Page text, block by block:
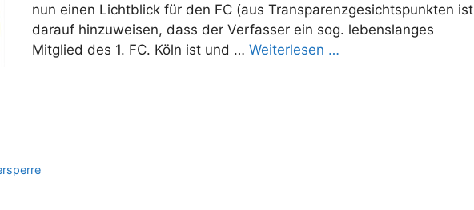
nun einen Lichtblick für den FC (aus Transparenzgesichtspunkten ist
darauf hinzuweisen, dass der Verfasser ein sog. lebenslanges
Mitglied des 1. FC. Köln ist und … Weiterlesen …